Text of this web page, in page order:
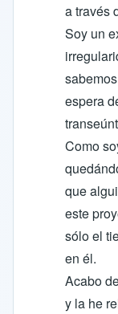
a través
Soy un
espera
Como
que
este
sólo el
en él.
Acabo
y la he